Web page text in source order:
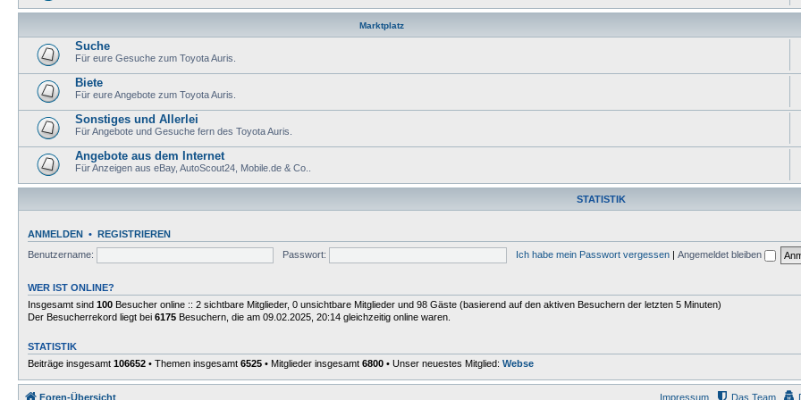
Marktplatz
Suche
Für eure Gesuche zum Toyota Auris.
Biete
Für eure Angebote zum Toyota Auris.
Sonstiges und Allerlei
Für Angebote und Gesuche fern des Toyota Auris.
Angebote aus dem Internet
Für Anzeigen aus eBay, AutoScout24, Mobile.de & Co..
STATISTIK
ANMELDEN • REGISTRIEREN
Benutzername:
Passwort: Ich habe mein Passwort vergessen | Angemeldet bleiben
WER IST ONLINE?
Insgesamt sind 100 Besucher online :: 2 sichtbare Mitglieder, 0 unsichtbare Mitglieder und 98 Gäste (basierend auf den aktiven Besuchern der letzten 5 Minuten)
Der Besucherrekord liegt bei 6175 Besuchern, die am 09.02.2025, 20:14 gleichzeitig online waren.
STATISTIK
Beiträge insgesamt 106652 • Themen insgesamt 6525 • Mitglieder insgesamt 6800 • Unser neuestes Mitglied: Webse
Foren-Übersicht Das Team
Impressum